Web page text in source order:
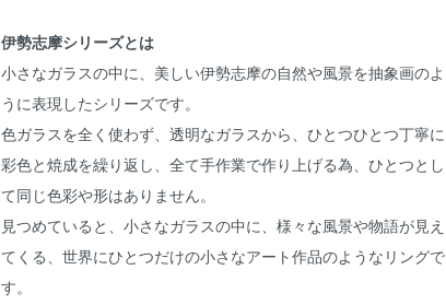
伊勢志摩シリーズとは
小さなガラスの中に、美しい伊勢志摩の自然や風景を抽象画のよ
うに表現したシリーズです。
色ガラスを全く使わず、透明なガラスから、ひとつひとつ丁寧に
彩色と焼成を繰り返し、全て手作業で作り上げる為、ひとつとし
て同じ色彩や形はありません。
見つめていると、小さなガラスの中に、様々な風景や物語が見え
てくる、世界にひとつだけの小さなアート作品のようなリングで
す。